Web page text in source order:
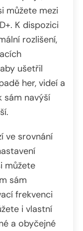
můžete mezi
K dispozici
rozlišení,
ušetřil
her, videí a
sám navýší
ve srovnání
můžete
sám
frekvenci
i vlastní
a obyčejné